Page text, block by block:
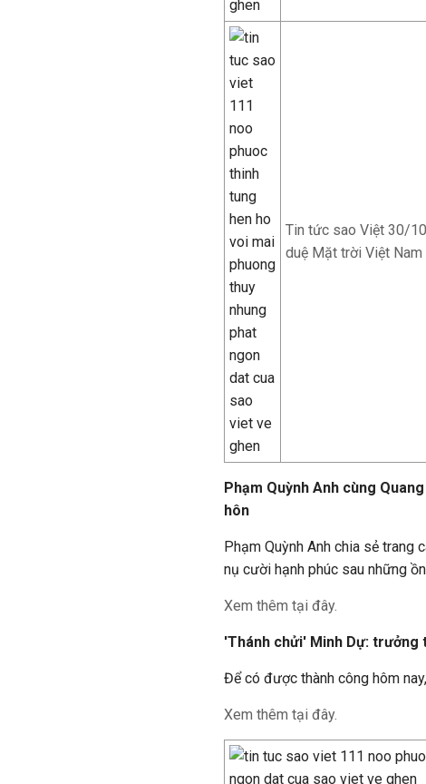
Tin tức sao Việt 30/
duệ Mặt trời Việt
Phạm Quỳnh Anh cùng
hôn
Phạm Quỳnh Anh chia sẻ trang
nụ cười hạnh phúc sau những
Xem thêm tại đây.
'Thánh chửi' Minh Dự: trưởng
Để có được thành công hôm
Xem thêm tại đây.